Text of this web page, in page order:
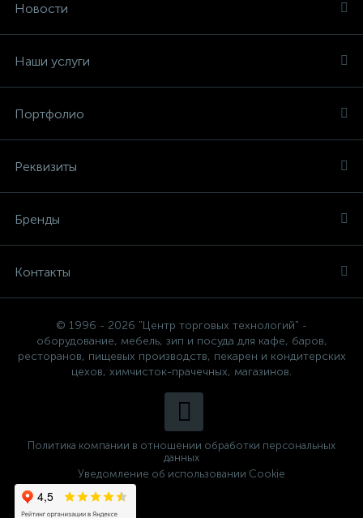
Новости
Наши услуги
Портфолио
Реквизиты
Бренды
Контакты
© 1996 - 2026 "Центр торговых технологий" -
оборудование, мебель, зип и посуда для кафе, баров,
ресторанов, пищевых производств, пекарен и кондитерских
цехов, химчисток-прачечных, магазинов.
Политика компании в отношении обработки персональных
данных
Уведомление об использовании Cookie